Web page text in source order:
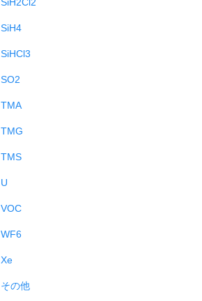
SiH4
SiHCl3
SO2
TMA
TMG
TMS
U
VOC
WF6
Xe
その他